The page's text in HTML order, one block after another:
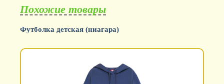
Похожие товары
Футболка детская (ниагара)